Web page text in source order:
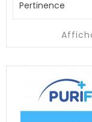
Pertinence